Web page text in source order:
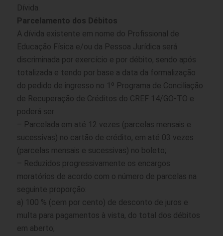
Dívida.
Parcelamento dos Débitos
A dívida existente em nome do Profissional de
Educação Física e/ou da Pessoa Jurídica será
discriminada por exercício e por débito, sendo após
totalizada e tendo por base a data da formalização
do pedido de ingresso no 1º Programa de Conciliação
de Recuperação de Créditos do CREF 14/GO-TO e
poderá ser:
– Parcelada em até 12 vezes (parcelas mensais e
sucessivas) no cartão de crédito, em até 03 vezes
(parcelas mensais e sucessivas) no boleto;
– Reduzidos progressivamente os encargos
moratórios de acordo com o número de parcelas na
seguinte proporção:
a) 100 % (cem por cento) de desconto de juros e
multa para pagamentos à vista, do total dos débitos
em aberto;